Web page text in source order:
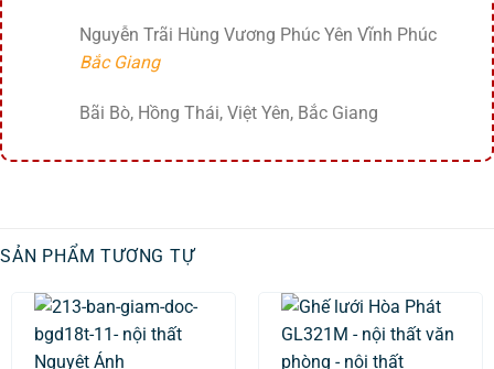
Nguyễn Trãi Hùng Vương Phúc Yên Vĩnh Phúc
Bắc Giang
Bãi Bò, Hồng Thái, Việt Yên, Bắc Giang
SẢN PHẨM TƯƠNG TỰ